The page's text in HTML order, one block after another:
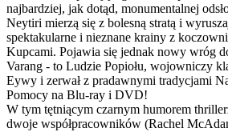
najbardziej, jak dotąd, monumentalnej
Neytiri mierzą się z bolesną stratą i
spektakularne i nieznane krainy z
Kupcami. Pojawia się jednak nowy wróg
Varang - to Ludzie Popiołu, wojowniczy
Eywy i zerwał z pradawnymi tradycjami
Pomocy na Blu-ray i DVD!
W tym tętniącym czarnym humorem
dwoje współpracowników (Rachel